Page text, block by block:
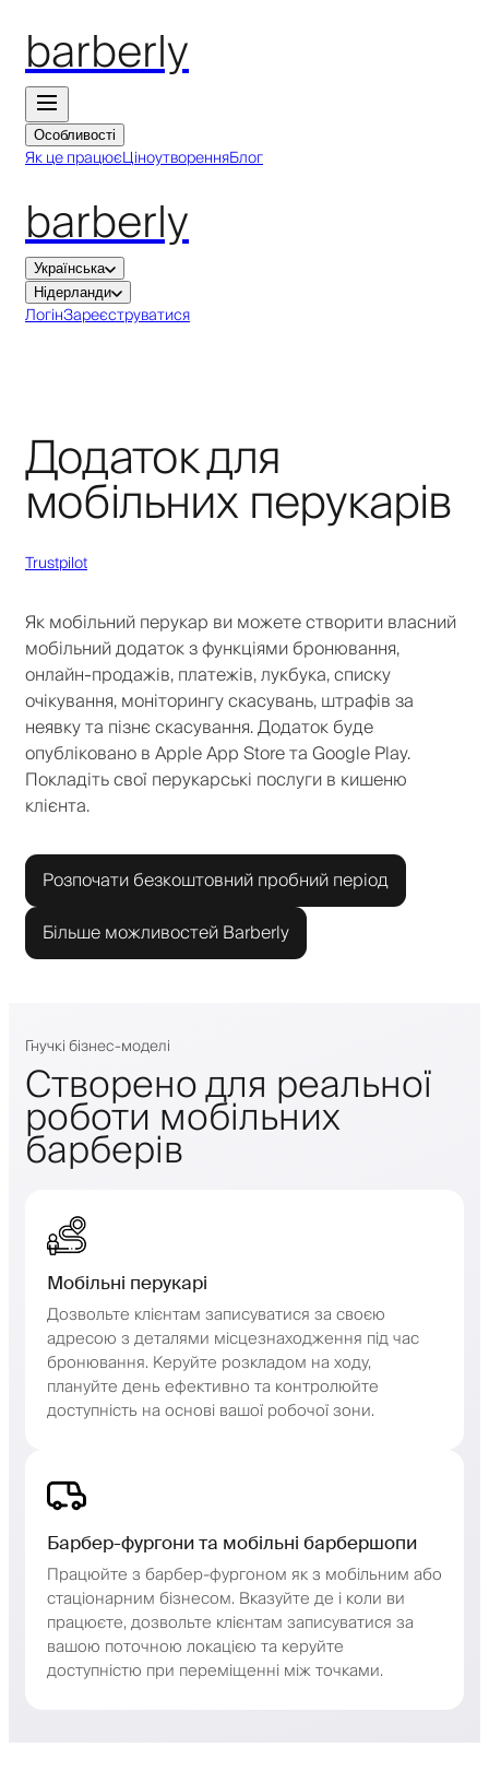
barberly
Особливості
Як це працюєЦіноутворенняБлог
barberly
Українська
Нідерланди
ЛогінЗареєструватися
Додаток для
мобільних перукарів
Trustpilot
Як мобільний перукар ви можете створити власний
мобільний додаток з функціями бронювання,
онлайн-продажів, платежів, лукбука, списку
очікування, моніторингу скасувань, штрафів за
неявку та пізнє скасування. Додаток буде
опубліковано в Apple App Store та Google Play.
Покладіть свої перукарські послуги в кишеню
клієнта.
Розпочати безкоштовний пробний період
Більше можливостей Barberly
Гнучкі бізнес-моделі
Створено для реальної
роботи мобільних
барберів
Мобільні перукарі
Дозвольте клієнтам записуватися за своєю
адресою з деталями місцезнаходження під час
бронювання. Керуйте розкладом на ходу,
плануйте день ефективно та контролюйте
доступність на основі вашої робочої зони.
Барбер-фургони та мобільні барбершопи
Працюйте з барбер-фургоном як з мобільним або
стаціонарним бізнесом. Вказуйте де і коли ви
працюєте, дозвольте клієнтам записуватися за
вашою поточною локацією та керуйте
доступністю при переміщенні між точками.